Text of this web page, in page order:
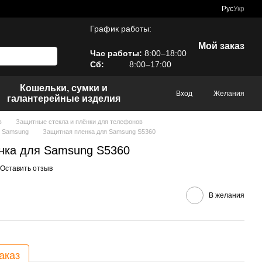
РусУкр
График работы:
Час работы: 8:00–18:00
Сб:
8:00–17:00
Мой заказ
Кошельки, сумки и
галантерейные изделия
Вход Желания
Защитные стекла и плёнки для телефонов
Samsung
Защитная пленка для Samsung S5360
для Samsung S5360
Оставить отзыв
В желания